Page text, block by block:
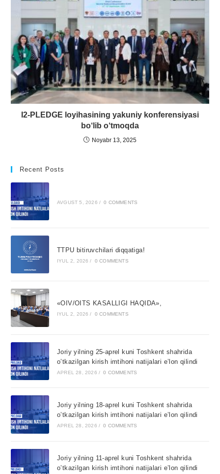
I2-PLEDGE loyihasining yakuniy konferensiyasi
bo‘lib o‘tmoqda
Noyabr 13, 2025
Recent Posts
AVGUST 5, 2026 / 0 COMMENTS
TTPU bitiruvchilari diqqatiga!
IYUL 2, 2026 / 0 COMMENTS
«OIV/OITS KASALLIGI HAQIDA»,
IYUL 2, 2026 / 0 COMMENTS
Joriy yilning 25-aprel kuni Toshkent shahrida
o’tkazilgan kirish imtihoni natijalari e’lon qilindi
APREL 28, 2026 / 0 COMMENTS
Joriy yilning 18-aprel kuni Toshkent shahrida
o’tkazilgan kirish imtihoni natijalari e’lon qilindi
APREL 28, 2026 / 0 COMMENTS
Joriy yilning 11-aprel kuni Toshkent shahrida
o’tkazilgan kirish imtihoni natijalari e’lon qilindi